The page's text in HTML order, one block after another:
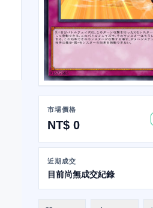
市場價格
NT$ 0
近期成交
目前尚無成交紀錄